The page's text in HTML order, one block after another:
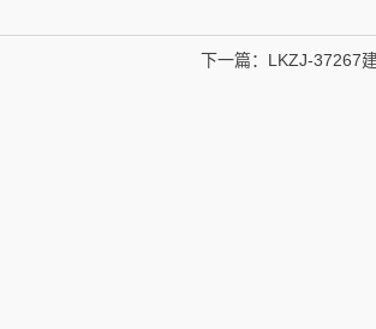
下一篇： LKZJ-37267